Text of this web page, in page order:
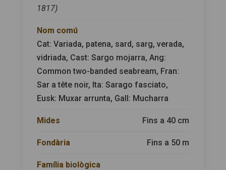
1817)
Nom comú
Cat: Variada, patena, sard, sarg, verada,
vidriada, Cast: Sargo mojarra, Ang:
Common two-banded seabream, Fran:
Sar a tête noir, Ita: Sarago fasciato,
Eusk: Muxar arrunta, Gall: Mucharra
Mides Fins a 40 cm
Fondària Fins a 50 m
Família biològica